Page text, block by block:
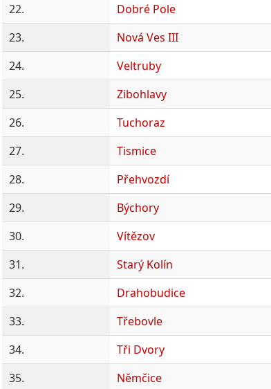
22.
Dobré Pole
23.
Nová Ves III
24.
Veltruby
25.
Zibohlavy
26.
Tuchoraz
27.
Tismice
28.
Přehvozdí
29.
Býchory
30.
Vítězov
31.
Starý Kolín
32.
Drahobudice
33.
Třebovle
34.
Tři Dvory
35.
Němčice